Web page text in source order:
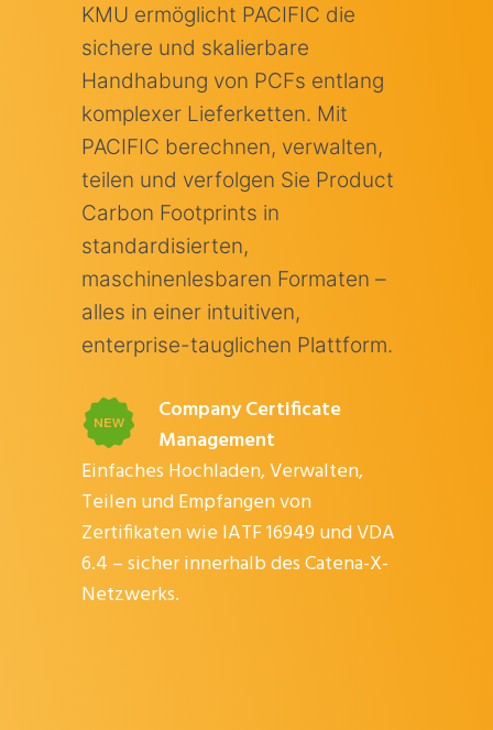
KMU ermöglicht PACIFIC die
sichere und skalierbare
Handhabung von PCFs entlang
komplexer Lieferketten. Mit
PACIFIC berechnen, verwalten,
teilen und verfolgen Sie Product
Carbon Footprints in
standardisierten,
maschinenlesbaren Formaten –
alles in einer intuitiven,
enterprise-tauglichen Plattform.
Company Certificate
Management
Einfaches Hochladen, Verwalten,
Teilen und Empfangen von
Zertifikaten wie IATF 16949 und VDA
6.4 – sicher innerhalb des Catena-X-
Netzwerks.